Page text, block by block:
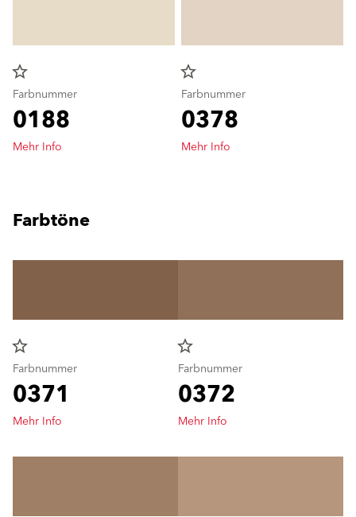
star_border
Farbnummer
0188
Mehr Info
star_border
Farbnummer
0378
Mehr Info
Farbtöne
star_border
Farbnummer
0371
Mehr Info
star_border
Farbnummer
0372
Mehr Info